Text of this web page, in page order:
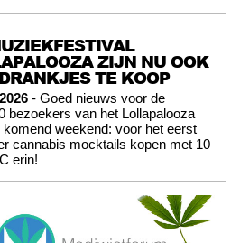
ZIJN NU OOK
TE KOOP
- Goed nieuws voor de
bezoekers van het Lollapalooza
komend weekend: voor het eerst
cannabis mocktails kopen met 10
erin!